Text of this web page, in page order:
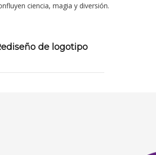
ciencia, magia y diversión.
de logotipo